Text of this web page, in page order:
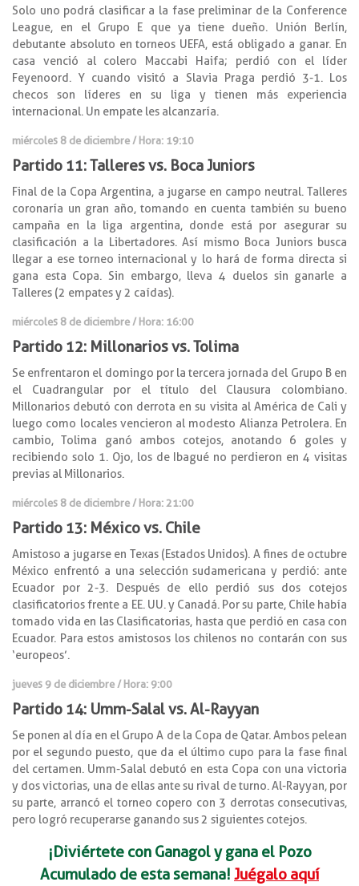
Solo uno podrá clasificar a la fase preliminar de la Conference
League, en el Grupo E que ya tiene dueño. Unión Berlín,
debutante absoluto en torneos UEFA, está obligado a ganar. En
casa venció al colero Maccabi Haifa; perdió con el líder
Feyenoord. Y cuando visitó a Slavia Praga perdió 3-1. Los
checos son líderes en su liga y tienen más experiencia
internacional. Un empate les alcanzaría.
miércoles 8 de diciembre / Hora: 19:10
Partido 11: Talleres vs. Boca Juniors
Final de la Copa Argentina, a jugarse en campo neutral. Talleres
coronaría un gran año, tomando en cuenta también su bueno
campaña en la liga argentina, donde está por asegurar su
clasificación a la Libertadores. Así mismo Boca Juniors busca
llegar a ese torneo internacional y lo hará de forma directa si
gana esta Copa. Sin embargo, lleva 4 duelos sin ganarle a
Talleres (2 empates y 2 caídas).
miércoles 8 de diciembre / Hora: 16:00
Partido 12: Millonarios vs. Tolima
Se enfrentaron el domingo por la tercera jornada del Grupo B en
el Cuadrangular por el título del Clausura colombiano.
Millonarios debutó con derrota en su visita al América de Cali y
luego como locales vencieron al modesto Alianza Petrolera. En
cambio, Tolima ganó ambos cotejos, anotando 6 goles y
recibiendo solo 1. Ojo, los de Ibagué no perdieron en 4 visitas
previas al Millonarios.
miércoles 8 de diciembre / Hora: 21:00
Partido 13: México vs. Chile
Amistoso a jugarse en Texas (Estados Unidos). A fines de octubre
México enfrentó a una selección sudamericana y perdió: ante
Ecuador por 2-3. Después de ello perdió sus dos cotejos
clasificatorios frente a EE. UU. y Canadá. Por su parte, Chile había
tomado vida en las Clasificatorias, hasta que perdió en casa con
Ecuador. Para estos amistosos los chilenos no contarán con sus
‘europeos’.
jueves 9 de diciembre / Hora: 9:00
Partido 14: Umm-Salal vs. Al-Rayyan
Se ponen al día en el Grupo A de la Copa de Qatar. Ambos pelean
por el segundo puesto, que da el último cupo para la fase final
del certamen. Umm-Salal debutó en esta Copa con una victoria
y dos victorias, una de ellas ante su rival de turno. Al-Rayyan, por
su parte, arrancó el torneo copero con 3 derrotas consecutivas,
pero logró recuperarse ganando sus 2 siguientes cotejos.
¡Diviértete con Ganagol y gana el Pozo
Acumulado de esta semana! Juégalo aquí